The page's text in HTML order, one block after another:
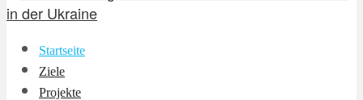
Startseite
Ziele
Projekte